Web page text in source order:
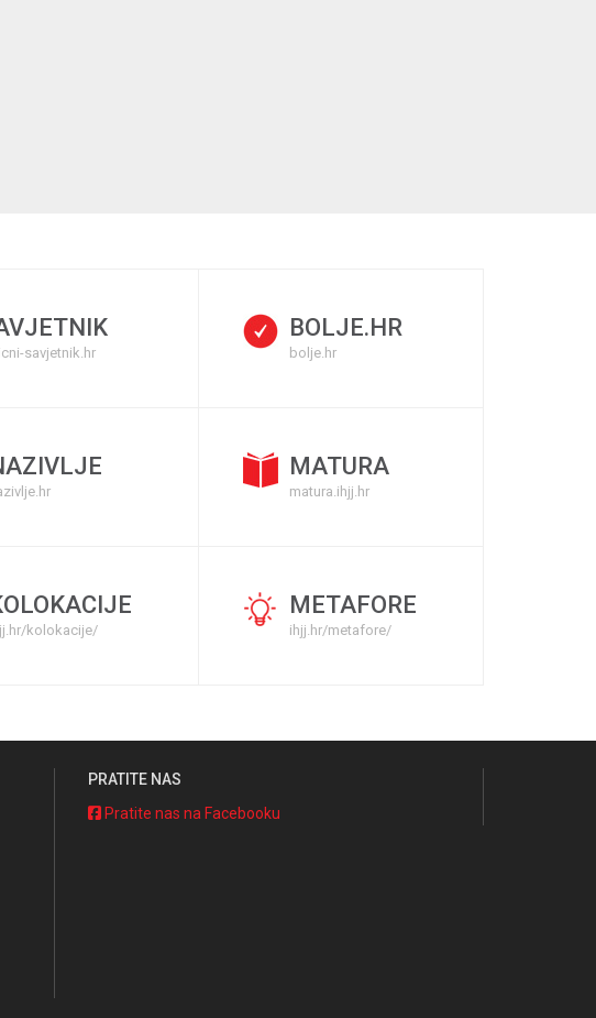
savjetnik.hr
BOLJE.HR
bolje.hr
MATURA
matura.ihjj.hr
kolokacije/
METAFORE
ihjj.hr/metafore/
PRATITE NAS
Pratite nas na Facebooku